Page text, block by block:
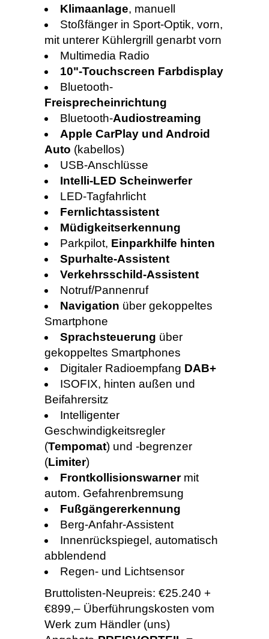
Klimaanlage, manuell
Stoßfänger in Sport-Optik, vorn,
mit unterer Kühlergrill genarbt vorn
Multimedia Radio
10"-Touchscreen Farbdisplay
Bluetooth-
Freisprecheinrichtung
Bluetooth-Audiostreaming
Apple CarPlay und Android
Auto (kabellos)
USB-Anschlüsse
Intelli-LED Scheinwerfer
LED-Tagfahrlicht
Fernlichtassistent
Müdigkeitserkennung
Parkpilot, Einparkhilfe hinten
Spurhalte-Assistent
Verkehrsschild-Assistent
Notruf/Pannenruf
Navigation über gekoppeltes
Smartphone
Sprachsteuerung über
gekoppeltes Smartphones
Digitaler Radioempfang DAB+
ISOFIX, hinten außen und
Beifahrersitz
Intelligenter
Geschwindigkeitsregler
(Tempomat) und -begrenzer
(Limiter)
Frontkollisionswarner mit
autom. Gefahrenbremsung
Fußgängererkennung
Berg-Anfahr-Assistent
Innenrückspiegel, automatisch
abblendend
Regen- und Lichtsensor
Bruttolisten-Neupreis: €25.240 +
€899,– Überführungskosten vom
Werk zum Händler (uns)